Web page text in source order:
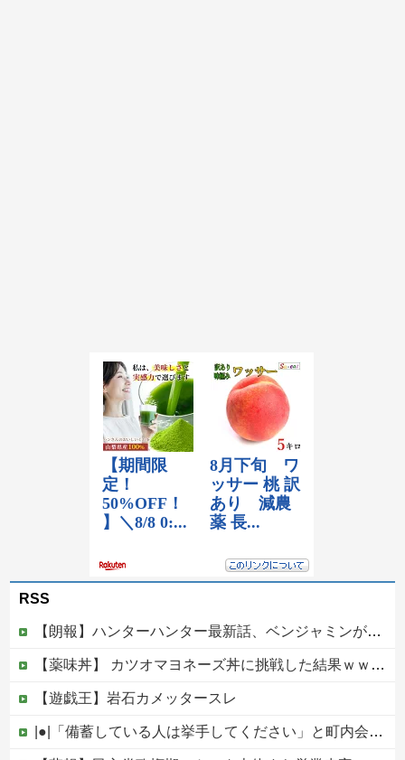
RSS
【朗報】ハンターハンター最新話、ベンジャミンが覚醒して主人公になるwwwwwwwwwww
【薬味丼】 カツオマヨネーズ丼に挑戦した結果ｗｗｗ（画像あり）
【遊戯王】岩石カメッタースレ
|●|「備蓄している人は挙手してください」と町内会のミーティング、何の気なしに手を挙げてしまった結果……